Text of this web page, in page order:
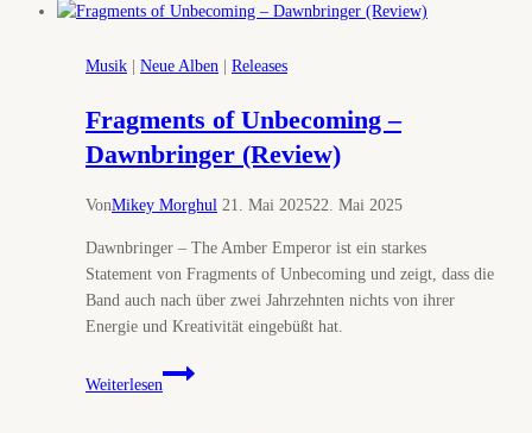
Musik Neue Alben Releases
Fragments of Unbecoming –
Dawnbringer (Review)
VonMikey Morghul 21. Mai 202522. Mai 2025
Dawnbringer – The Amber Emperor ist ein starkes
Statement von Fragments of Unbecoming und zeigt, dass die
Band auch nach über zwei Jahrzehnten nichts von ihrer
Energie und Kreativität eingebüßt hat.
Weiterlesen
Fragments
of